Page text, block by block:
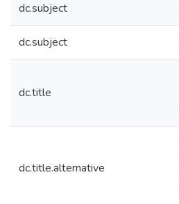
dc.subject
dc.subject
dc.title
dc.title.alternative